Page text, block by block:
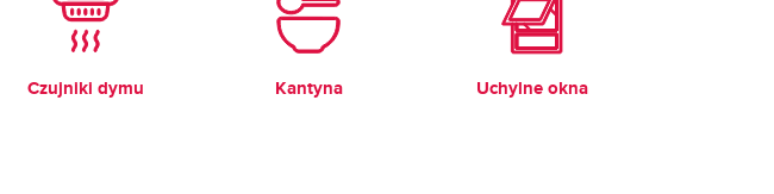
Czujniki dymu Kantyna Uchylne okna